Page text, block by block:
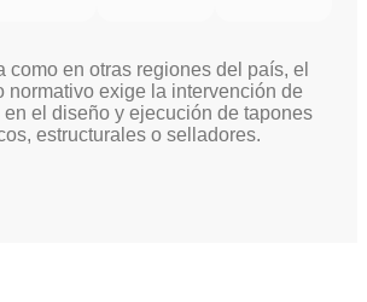
como en otras regiones del país, el
normativo exige la intervención de
en el diseño y ejecución de tapones
estructurales o selladores.